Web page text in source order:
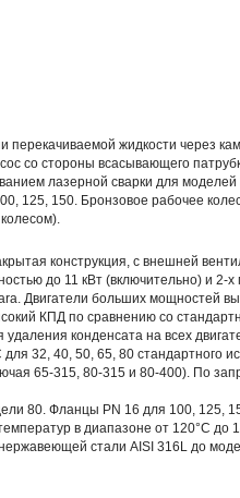
жидкости через
со стороны всасывающего
лазерной сварки для моделей
125, 150. Бронзовое рабочее
конструкция, с внешней
до 11 кВт (включительно) и 2-
Двигатели больших мощностей
КПД по сравнению со
конденсата на всех
32, 40, 50, 65, 80 стандартного
65-315, 80-315 и 80-400). По
80. Фланцы PN 16 для 100, 125,
в диапазоне от 120°C до
стали AISI 316L до